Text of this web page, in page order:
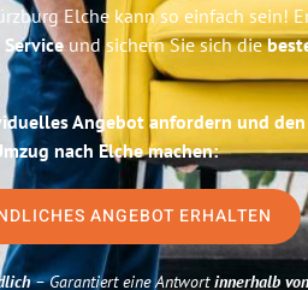
Elche kann so einfach sein!
und sichern Sie sich die
Angebot anfordern und
nach Elche machen:
ANGEBOT ERHALTEN
– Garantiert eine Antwortinnerhalb